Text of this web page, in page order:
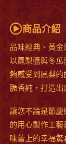
商品介紹
品味經典、黃金
以鳳梨醬與冬
夠感受到鳳梨
脆香純，打造出
讓您不論是節
的用心製作工
味蕾上的幸福